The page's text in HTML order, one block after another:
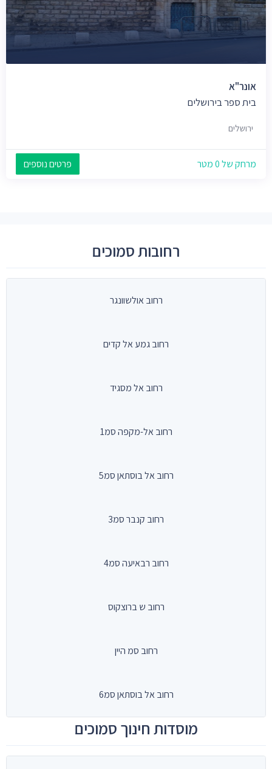
אונר"א
בית ספר בירושלים
ירושלים
מרחק של 0 מטר פרטים נוספים
רחובות סמוכים
רחוב אולשוונגר
רחוב גמע אל קדים
רחוב אל מסגיד
רחוב אל-מקפה סמ1
רחוב אל בוסתאן סמ5
רחוב קנבר סמ3
רחוב רבאיעה סמ4
רחוב ש ברוצקוס
רחוב סמ היין
רחוב אל בוסתאן סמ6
מוסדות חינוך סמוכים